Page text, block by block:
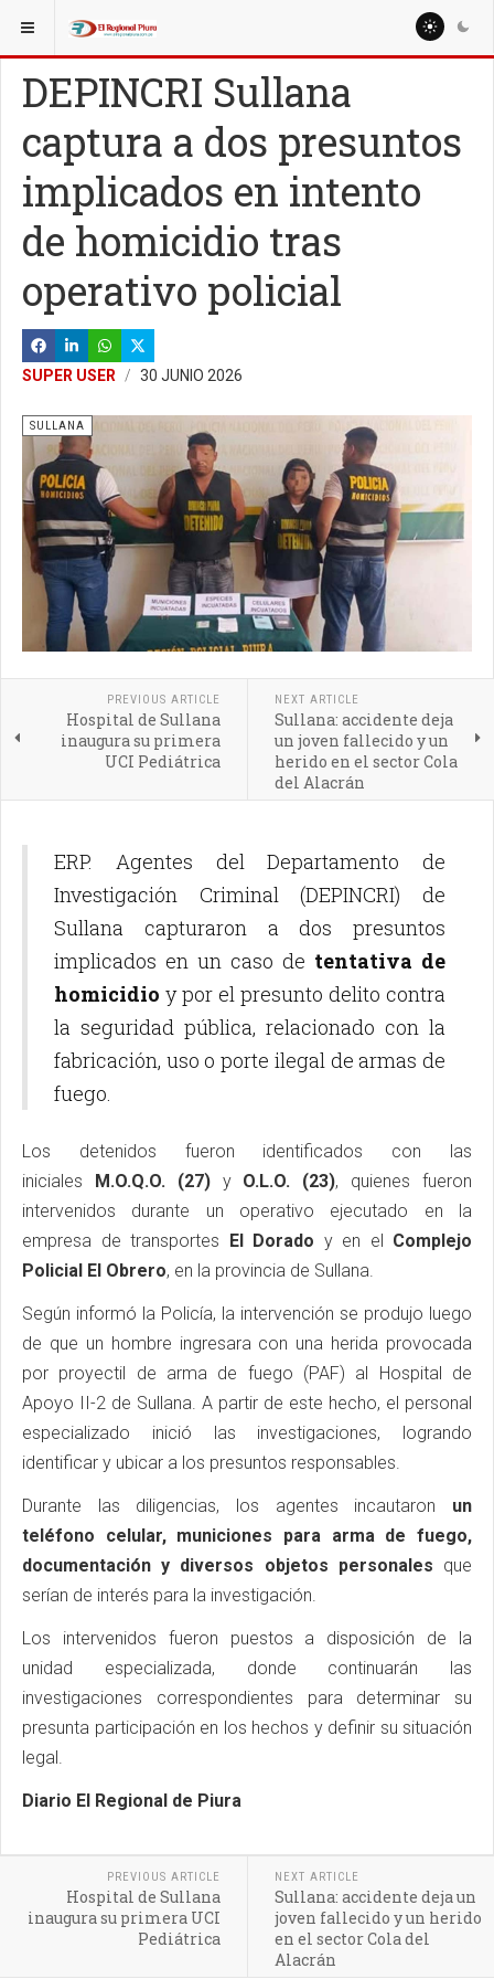
ESTÁ AQUÍ: LOCALES
DEPINCRI Sullana
captura a dos presuntos
implicados en intento
de homicidio tras
operativo policial
SUPER USER 30 JUNIO 2026
SULLANA
PREVIOUS ARTICLE
Hospital de Sullana
inaugura su primera
UCI Pediátrica
NEXT ARTICLE
Sullana: accidente deja
un joven fallecido y un
herido en el sector Cola
del Alacrán
ERP. Agentes del Departamento de
Investigación Criminal (DEPINCRI) de
Sullana capturaron a dos presuntos
implicados en un caso de tentativa de
homicidio y por el presunto delito contra
la seguridad pública, relacionado con la
fabricación, uso o porte ilegal de armas de
fuego.
Los detenidos fueron identificados con las
iniciales
M.O.Q.O. (27)y O.L.O. (23), quienes fueron
intervenidos durante un operativo ejecutado en la
empresa de transportes
El Dorado y en el Complejo
Policial El Obrero, en la provincia de Sullana.
Según informó la Policía, la intervención se produjo luego
de que un hombre ingresara con una herida provocada
por proyectil de arma de fuego (PAF) al Hospital de
Apoyo II-2 de Sullana. A partir de este hecho, el personal
especializado inició las investigaciones, logrando
identificar y ubicar a los presuntos responsables.
Durante las diligencias, los agentes incautaron un
teléfono celular, municiones para arma de fuego,
documentación y diversos objetos personales que
serían de interés para la investigación.
Los intervenidos fueron puestos a disposición de la
unidad especializada, donde continuarán las
investigaciones correspondientes para determinar su
presunta participación en los hechos y definir su situación
legal.
Diario El Regional de Piura
PREVIOUS ARTICLE
Hospital de Sullana
inaugura su primera UCI
Pediátrica
NEXT ARTICLE
Sullana: accidente deja un
joven fallecido y un herido
en el sector Cola del
Alacrán